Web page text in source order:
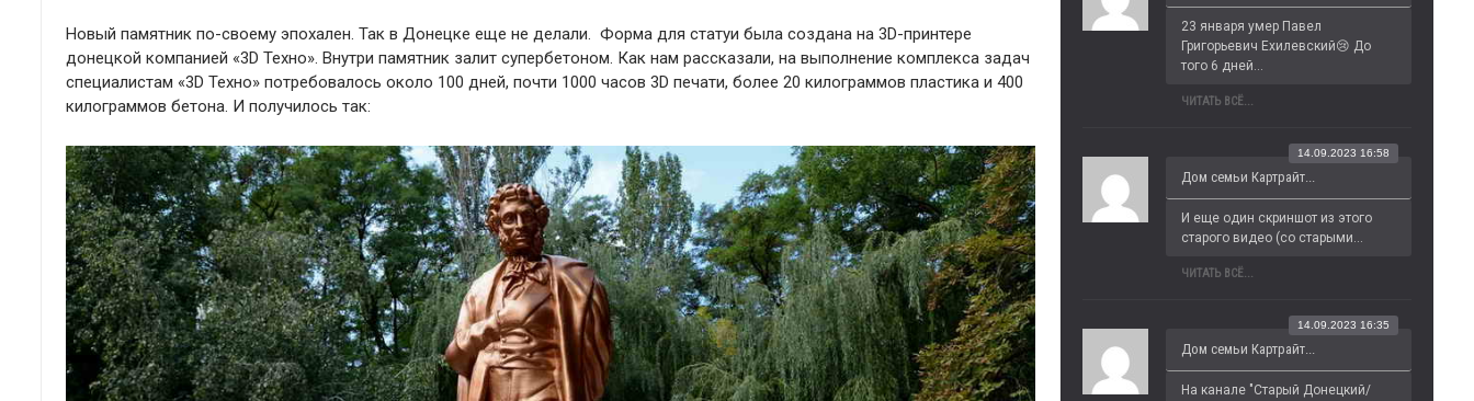
Новый памятник по-своему эпохален. Так в Донецке еще не делали. Форма для статуи была создана на 3D-принтере
донецкой компанией «3D Техно». Внутри памятник залит супербетоном. Как нам рассказали, на выполнение комплекса задач
специалистам «3D Техно» потребовалось около 100 дней, почти 1000 часов 3D печати, более 20 килограммов пластика и 400
килограммов бетона. И получилось так:
23 января умер Павел
Григорьевич Ехилевский😢 До
того 6 дней...
ЧИТАТЬ ВСЁ...
Дом семьи Картрайт...
14.09.2023 16:58
И еще один скриншот из этого
старого видео (со старыми...
ЧИТАТЬ ВСЁ...
Дом семьи Картрайт...
14.09.2023 16:35
На канале "Старый Донецкий/